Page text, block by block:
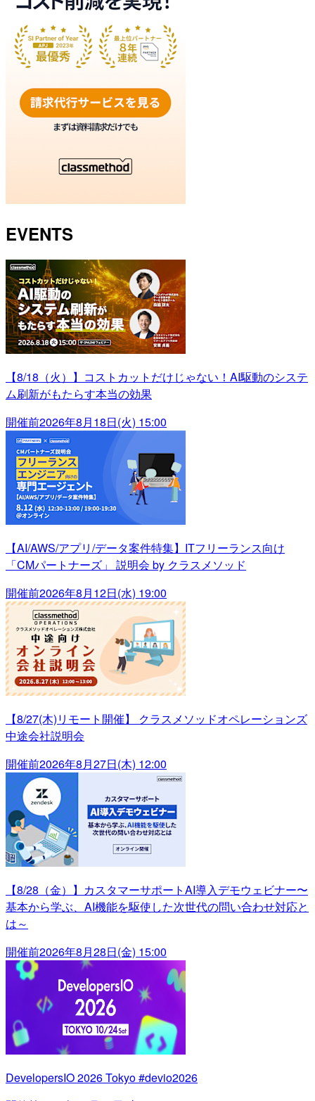
EVENTS
【8/18（火）】コストカットだけじゃない！AI駆動のシステ
ム刷新がもたらす本当の効果
開催前2026年8月18日(火) 15:00
【AI/AWS/アプリ/データ案件特集】ITフリーランス向け
「CMパートナーズ」 説明会 by クラスメソッド
開催前2026年8月12日(水) 19:00
【8/27(木)リモート開催】 クラスメソッドオペレーションズ
中途会社説明会
開催前2026年8月27日(木) 12:00
【8/28（金）】カスタマーサポートAI導入デモウェビナー〜
基本から学ぶ、AI機能を駆使した次世代の問い合わせ対応と
は～
開催前2026年8月28日(金) 15:00
DevelopersIO 2026 Tokyo #devio2026